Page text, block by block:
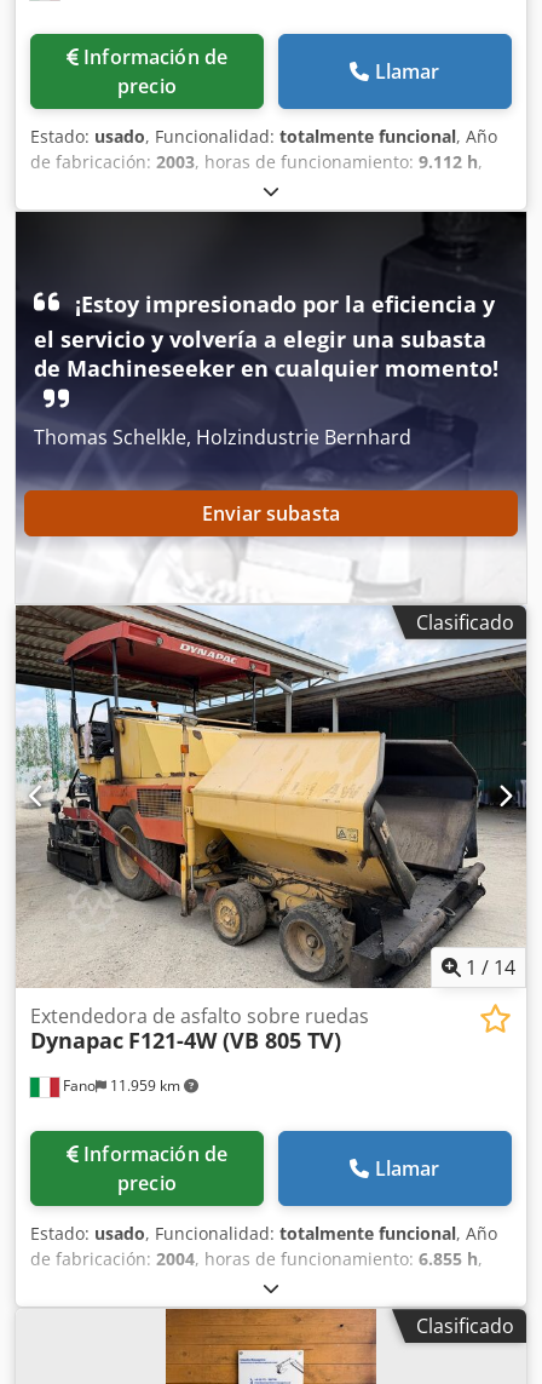
Información de
precio
Llamar
Estado: usado, Funcionalidad: totalmente funcional, Año
de fabricación: 2003, horas de funcionamiento: 9.112 h,
Extendedora de asfalto vibratoria Dynapac F121-6W Año:
2003 Peso operativo máximo: 16.000 kg Tipo de motor:
Cummins QSB 5. 6x6 Horas de trabajo: 9112 En buenas
condiciones generales Codpfezr Ezbsx Afdsrf ACEPTAMOS
VEHÍCULOS EN PARTE DE PAGO DE TODAS LAS MARCAS,
MAN, MERCEDES, DAF, RENAULT, VOLVO, SCANIA, CON
EQUIPOS CIFA, SERMAC, PUTZMEISTER; O MAQUINARIA DE
MOVIMIENTO DE TIERRAS CATERPILLAR, FIAT HITACHI,
KOMATSU
¡Estoy impresionado por la eficiencia y
el servicio y volvería a elegir una subasta
de Machineseeker en cualquier momento!
Thomas Schelkle, Holzindustrie Bernhard
Enviar subasta
Clasificado
1 / 14
Fano 11.959 km
Extendedora de asfalto sobre ruedas
Dynapac F121-4W (VB 805 TV)
Información de
precio
Llamar
Estado: usado, Funcionalidad: totalmente funcional, Año
de fabricación: 2004, horas de funcionamiento: 6.855 h,
Extendedora de asfalto sobre ruedas Dynapac F121-4W (VB
805 TV) Año 2004 Horas de trabajo: 6.855 Crjdpfxjzr Ex Hs
Afdof Ancho de trabajo regulable de 2,55 a 5 metros Peso
operativo: 17.000 kg Motor Cummins 6B5.9-150, 112 kW
Clasificado